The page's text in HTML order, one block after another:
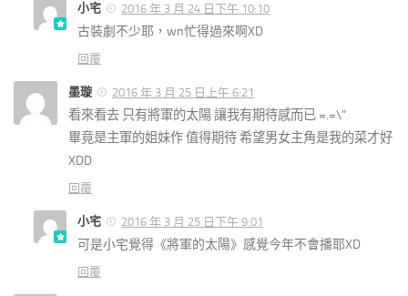
小宅 2016 年 3 月 24 日下午 10:10
古裝劇不少耶，wn忙得過來啊XD
回覆
墨璇 2016 年 3 月 25 日上午 6:21
看來看去 只有將軍的太陽 讓我有期待感而已 =.=\”
畢竟是主軍的姐妹作 值得期待 希望男女主角是我的菜才好
XDD
回覆
小宅 2016 年 3 月 25 日下午 9:01
可是小宅覺得《將軍的太陽》感覺今年不會播耶XD
回覆